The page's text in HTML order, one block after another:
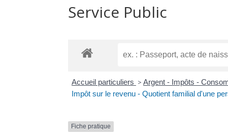
Service Public
Accueil particuliers > Argent - Impôts -
Impôt sur le revenu - Quotient familial d'une
Fiche pratique